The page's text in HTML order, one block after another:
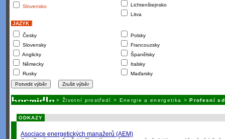
Slovensko
Lichtenštejnsko
Litva
JAZYK :
Česky
Slovensky
Anglicky
Německy
Rusky
Polsky
Francouzsky
Španělsky
Italsky
Maďarsky
> Životní prostředí > Energie a energetika >Profesní
ODKAZY
Asociace energetických manažerů (AEM)